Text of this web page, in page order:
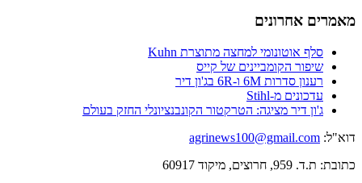
מאמרים אחרונים
סלף אוטונומי למחצה מתוצרת Kuhn
שיפור הקומביינים של קייס
רענון סדרות 6M ו-6R בג'ון דיר
עדכונים מ-Stihl
ג'ון דיר מציגה: הטרקטור הקונבנציונלי החזק בעולם
דוא"ל: agrinews100@gmail.com
כתובת: ת.ד. 959, חרוצים, מיקוד 60917